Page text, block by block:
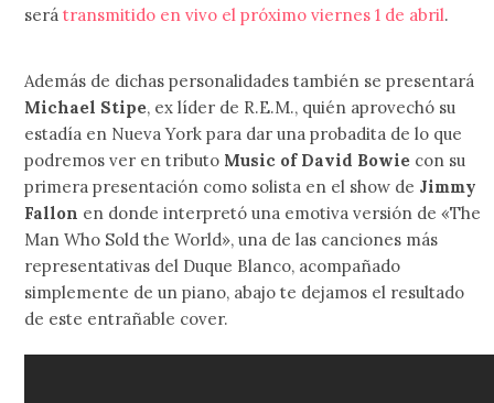
serátransmitido en vivo el próximo viernes 1 de abril.
Además de dichas personalidades también se presentará
Michael Stipe, ex líder de R.E.M., quién aprovechó su
estadía en Nueva York para dar una probadita de lo que
podremos ver en tributo Music of David Bowie con su
primera presentación como solista en el show de Jimmy
Fallon en donde interpretó una emotiva versión de «The
Man Who Sold the World», una de las canciones más
representativas del Duque Blanco, acompañado
simplemente de un piano, abajo te dejamos el resultado
de este entrañable cover.